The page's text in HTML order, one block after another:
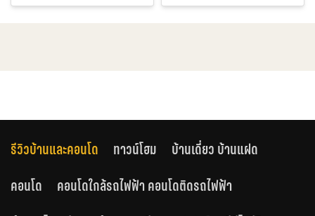
รีวิวบ้านและคอนโด ทาวน์โฮม
บ้านเดี่ยว บ้านแฝด
คอนโด
คอนโดใกล้รถไฟฟ้า คอนโดติดรถไฟฟ้า